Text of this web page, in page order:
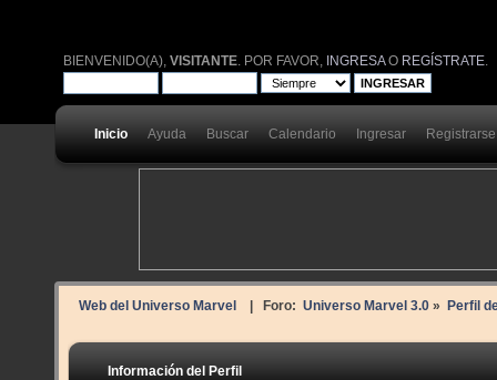
BIENVENIDO(A),VISITANTE . POR FAVOR, INGRESAO REGÍSTRATE
Inicio Ayuda Buscar Calendario Ingresar Registrarse
Web del Universo Marvel | Foro: Universo Marvel 3.0» Perfil
Información del Perfil